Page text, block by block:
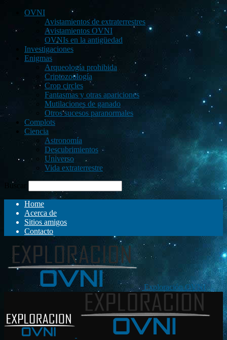
OVNI
Avistamientos de extraterrestres
Avistamientos OVNI
OVNIs en la antigüedad
Investigaciones
Enigmas
Arqueología prohibida
Criptozoología
Crop circles
Fantasmas y otras apariciones
Mutilaciones de ganado
Otros sucesos paranormales
Complots
Ciencia
Astronomía
Descubrimientos
Universo
Vida extraterrestre
Buscar
Home
Acerca de
Sitios amigos
Contacto
Exploración OVNI